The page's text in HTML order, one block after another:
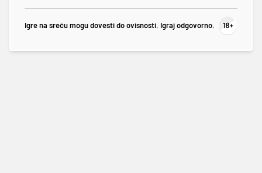
Igre na sreću mogu dovesti do ovisnosti. Igraj odgovorno.